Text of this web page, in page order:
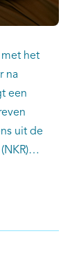
het
na
een
uit de
laat een